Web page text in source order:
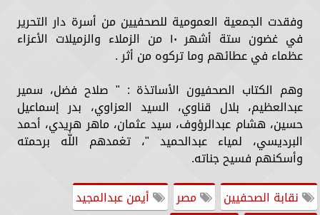
وفقدت الجمعية العمومية للصحفيين من أسرة دار التحرير
في غضون ستة أشهر ١٠ من الزملاء والزميلات الأعزاء
عظماء في عطائهم وما تركوه من أثر .
وهم الكتاب الصحفيون الأساتذة : " صلاح فضل، سمير
عبدالعظيم، بلال قناوي، السيد العزاوي، بدر إسماعيل
حسين، هشام عبدالرؤوف، سيد عثمان، ماهر هريدي، أحمد
البرديسي، لمياء عبدالحميد "، تغمدهم اللّٰه برحمته
وأسكنهم فسيح جناته.
نقابة الصحفيين
مصر
أيمن عبدالمجيد